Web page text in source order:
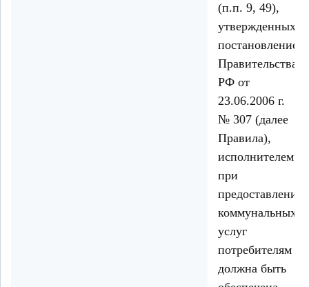
(п.п. 9, 49),
утвержденных
постановлением
Правительства
РФ от
23.06.2006 г.
№ 307 (далее
Правила),
исполнителем
при
предоставлении
коммунальных
услуг
потребителям
должна быть